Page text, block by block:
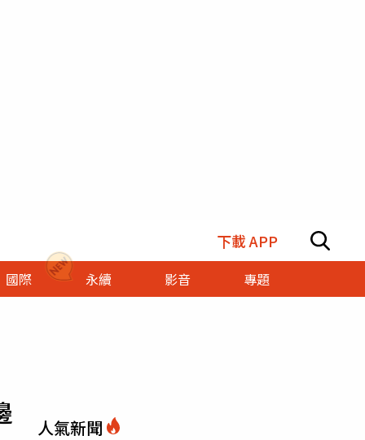
下載 APP
國際 永續 影音 專題
人氣新聞